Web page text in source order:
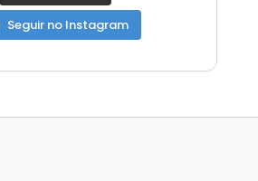
Seguir no Instagram